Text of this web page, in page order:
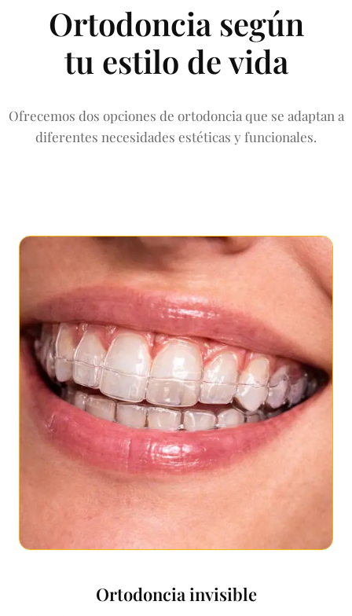
Ortodoncia según
tu estilo de vida
Ofrecemos dos opciones de ortodoncia que se adaptan a
diferentes necesidades estéticas y funcionales.
Ortodoncia invisible